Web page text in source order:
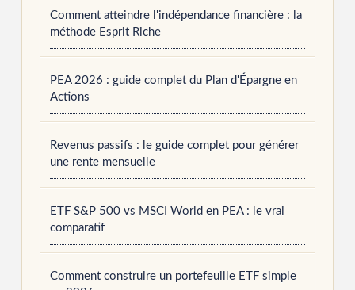
Comment atteindre l'indépendance financière : la
méthode Esprit Riche
PEA 2026 : guide complet du Plan d'Épargne en
Actions
Revenus passifs : le guide complet pour générer
une rente mensuelle
ETF S&P 500 vs MSCI World en PEA : le vrai
comparatif
Comment construire un portefeuille ETF simple